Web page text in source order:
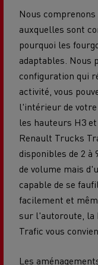
Nous
auxquelles sont
pourquoi les
adaptables. Nous
configuration qui
activité, vous
l'intérieur de
les hauteurs H3
Renault Trucks
disponibles de 2 à
de volume mais
capable de se
facilement et
sur l'autoroute, la
Trafic vous
Les